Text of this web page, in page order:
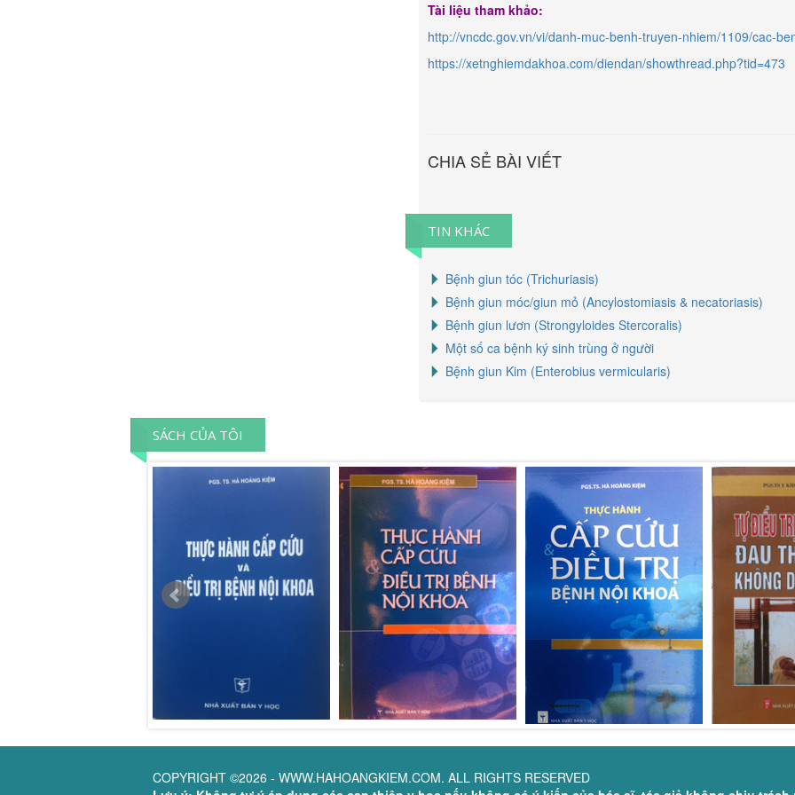
Tài liệu tham khảo:
http://vncdc.gov.vn/vi/danh-muc-benh-truyen-nhiem/1109/cac-
https://xetnghiemdakhoa.com/diendan/showthread.php?tid=473
CHIA SẺ BÀI VIẾT
TIN KHÁC
Bệnh giun tóc (Trichuriasis)
Bệnh giun móc/giun mỏ (Ancylostomiasis & necatoriasis)
Bệnh giun lươn (Strongyloides Stercoralis)
Một số ca bệnh ký sinh trùng ở người
Bệnh giun Kim (Enterobius vermicularis)
SÁCH CỦA TÔI
COPYRIGHT ©2026 - WWW.HAHOANGKIEM.COM. ALL RIGHTS RESERVED